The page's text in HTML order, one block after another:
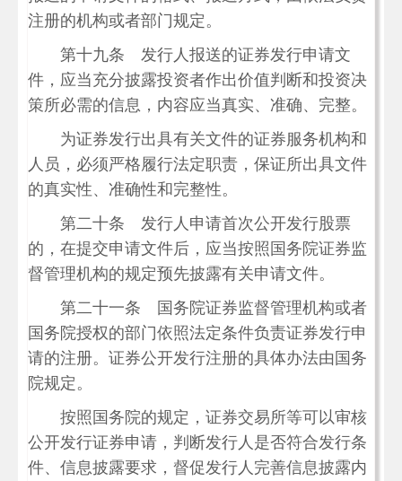
注册的机构或者部门规定。
第十九条 发行人报送的证券发行申请文
件，应当充分披露投资者作出价值判断和投资决
策所必需的信息，内容应当真实、准确、完整。
为证券发行出具有关文件的证券服务机构和
人员，必须严格履行法定职责，保证所出具文件
的真实性、准确性和完整性。
第二十条 发行人申请首次公开发行股票
的，在提交申请文件后，应当按照国务院证券监
督管理机构的规定预先披露有关申请文件。
第二十一条 国务院证券监督管理机构或者
国务院授权的部门依照法定条件负责证券发行申
请的注册。证券公开发行注册的具体办法由国务
院规定。
按照国务院的规定，证券交易所等可以审核
公开发行证券申请，判断发行人是否符合发行条
件、信息披露要求，督促发行人完善信息披露内